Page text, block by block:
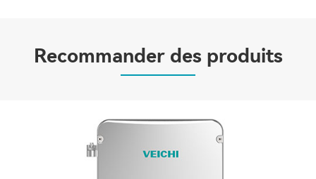
Recommander des produits